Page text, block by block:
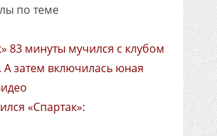
по теме
83 минуты мучился с клубом
А затем включилась юная
«Спартак»: